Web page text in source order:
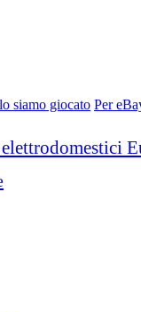
siamo giocato Per
elettrodomestici